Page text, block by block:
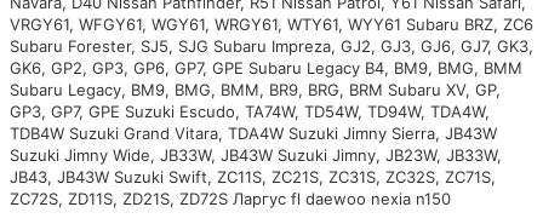
VRGY61, WFGY61, WGY61, WRGY61, WTY61, WYY61 Subaru BRZ, ZC6
Subaru Forester, SJ5, SJG Subaru Impreza, GJ2, GJ3, GJ6, GJ7, GK3,
GK6, GP2, GP3, GP6, GP7, GPE Subaru Legacy B4, BM9, BMG, BMM
Subaru Legacy, BM9, BMG, BMM, BR9, BRG, BRM Subaru XV, GP,
GP3, GP7, GPE Suzuki Escudo, TA74W, TD54W, TD94W, TDA4W,
TDB4W Suzuki Grand Vitara, TDA4W Suzuki Jimny Sierra, JB43W
Suzuki Jimny Wide, JB33W, JB43W Suzuki Jimny, JB23W, JB33W,
JB43, JB43W Suzuki Swift, ZC11S, ZC21S, ZC31S, ZC32S, ZC71S,
ZC72S, ZD11S, ZD21S, ZD72S Ларгус fl daewoo nexia n150